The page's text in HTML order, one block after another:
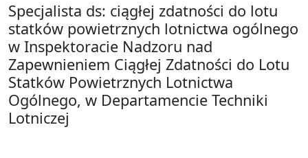
Specjalista ds: ciągłej zdatności do lotu
statków powietrznych lotnictwa ogólnego
w Inspektoracie Nadzoru nad
Zapewnieniem Ciągłej Zdatności do Lotu
Statków Powietrznych Lotnictwa
Ogólnego, w Departamencie Techniki
Lotniczej